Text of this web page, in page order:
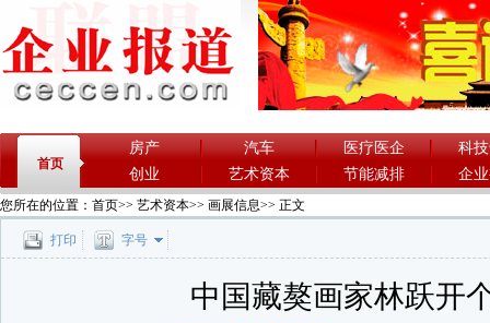
首页
房产 汽车 医疗医企
科
创业
艺术资本 节能减排 企
您所在的位置： 首页>> 艺术资本>> 画展信息>> 正文
打印 字号
中国藏獒画家林跃开